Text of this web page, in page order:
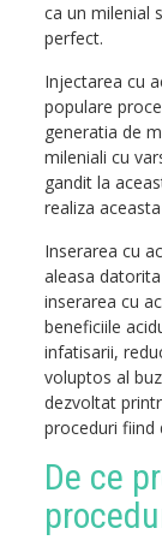
ca un milenial
perfect.
Injectarea cu
populare
generatia de
mileniali cu
gandit la
realiza
Inserarea cu
aleasa
inserarea cu
beneficiile
infatisarii,
voluptos al
dezvoltat
proceduri fiind
De ce